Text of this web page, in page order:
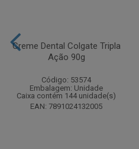
Creme Dental Colgate Tripla
Ação 90g
Código: 53574
Embalagem: Unidade
Caixa contém 144 unidade(s)
EAN: 7891024132005